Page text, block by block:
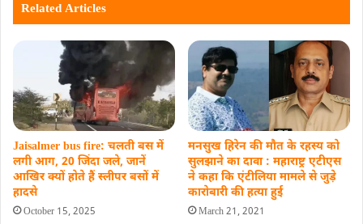
Related Articles
Jaisalmer bus fire: चलती बस में
लगी आग, 20 जिंदा जले, जानें
आखिर क्‍यों होते हैं स्‍लीपर बसों में
हादसे
October 15, 2025
मनसुख हिरेन की मौत के रहस्य को
सुलझाने का दावा : महाराष्ट्र एटीएस
ने कहा कि एंटीलिया मामले से जुड़े
कारोबारी की हत्या हुई
March 21, 2021